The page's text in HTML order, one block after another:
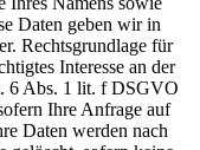
Daten geben wir in
Rechtsgrundlage für
Interesse an der
6 Abs. 1 lit. f DSGVO
Ihre Anfrage auf
Daten werden nach